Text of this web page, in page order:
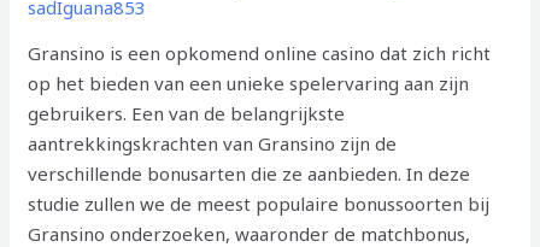
Anders
sadIguana853
Gransino is een opkomend online casino dat zich richt
op het bieden van een unieke spelervaring aan zijn
gebruikers. Een van de belangrijkste
aantrekkingskrachten van Gransino zijn de
verschillende bonusarten die ze aanbieden. In deze
studie zullen we de meest populaire bonussoorten bij
Gransino onderzoeken, waaronder de matchbonus,